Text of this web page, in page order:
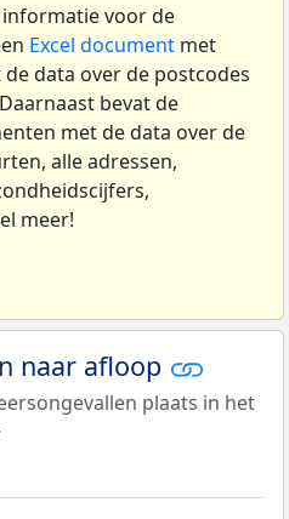
voor de
Excel document met
data over de postcodes
bevat de
met de data over de
alle adressen,
meer!
naar afloop
plaats in het